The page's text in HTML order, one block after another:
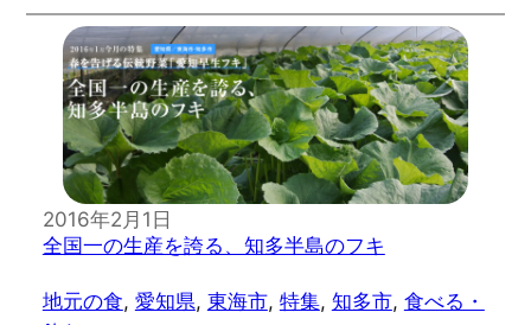
2016年2月1日
全国一の生産を誇る、知多半島のフキ
地元の食, 愛知県, 東海市, 特集, 知多市, 食べる・